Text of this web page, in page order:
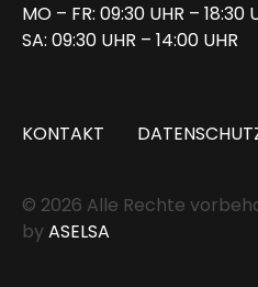
MO – FR: 09:30 UHR – 18:30
SA: 09:30 UHR – 14:00 UHR
KONTAKT
© 2026 Alle Rechte
byASELSA